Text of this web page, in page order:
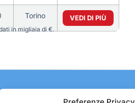
Torino VEDI DI PIÙ
in migliaia di €.